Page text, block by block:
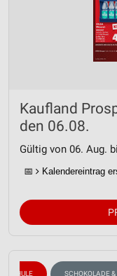
Kaufland
den 06.08.
Gültig von 06. Aug.
📅 Kalendereintrag
SCHULE SCHOKOLADE